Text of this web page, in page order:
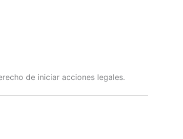
de iniciar acciones legales.